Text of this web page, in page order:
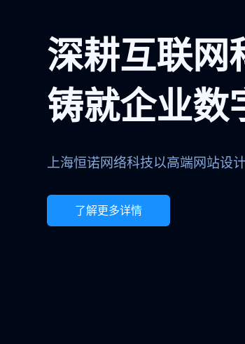
深耕互联网
铸就企业数
上海恒诺网络科技以高端网站设
了解更多详情